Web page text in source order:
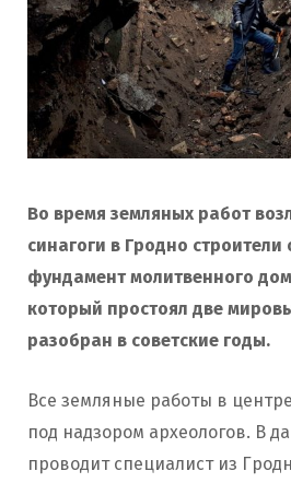
Во время земляных работ
синагоги в Гродно
фундамент молитвенного
который простоял две
разобран в советские годы.
Все земляные работы в
под надзором археологов. В
проводит специалист из